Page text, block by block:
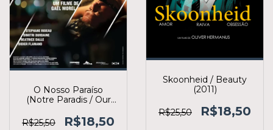
O Nosso Paraíso
(Notre Paradis / Our
R$25,50
R$18,50
Skoonheid / Beauty
(2011)
R$25,50 R$18,50